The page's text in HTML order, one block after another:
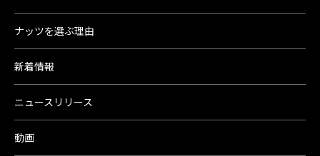
ナッツを選ぶ理由
新着情報
ニュースリリース
動画